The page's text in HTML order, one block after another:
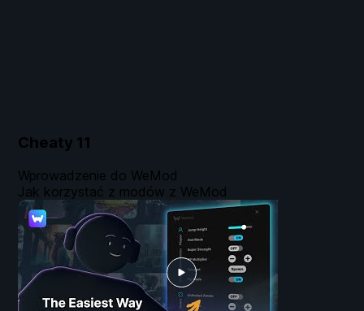
Cheaty 11
Wprowadzenie do WeMod
Jak korzystać z modów z WeMod